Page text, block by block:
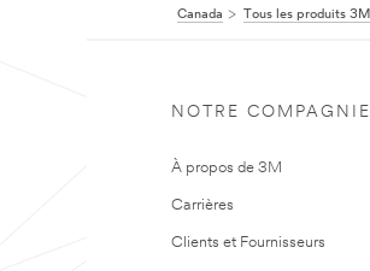
Canada Tous les produits 3M
NOTRE COMPAGNIE
À propos de 3M
Carrières
Clients et Fournisseurs